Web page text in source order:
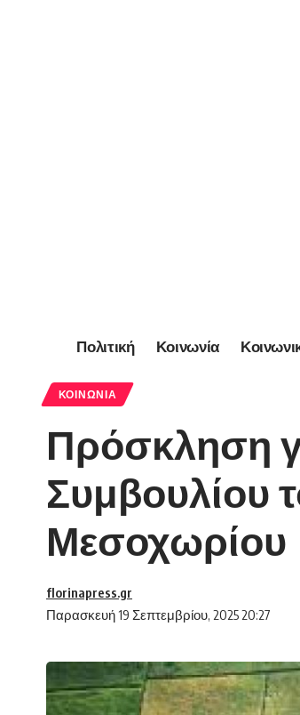
Πολιτική Κοινωνία
ΚΟΙΝΩΝΊΑ
Πρόσκληση
Συμβουλίου
Μεσοχωρίου
Παρασκευή 19 Σεπτεμβρίου, 2025 20:27
florinapress.gr